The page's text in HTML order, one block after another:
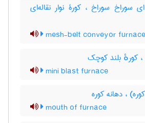
ای سوراخ سوراخ ، کورۀ نوار نقاله‌ای
mesh-belt conveyor furnace
کورهٔ بلند کوچک
mini blast furnace
، دهانه کوره
mouth of furnace